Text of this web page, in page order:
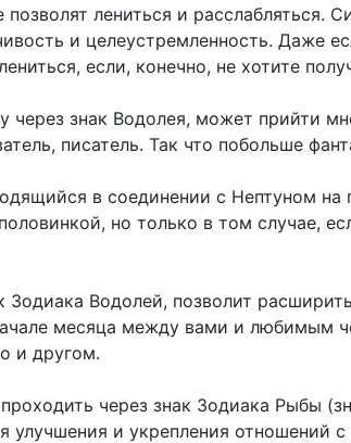
лениться и расслабляться.
и целеустремленность. Даже
если, конечно, не хотите
знак Водолея, может прийти
писатель. Так что побольше
в соединении с Нептуном
но только в том случае,
Водолей, позволит
месяца между вами и любимым
и другом.
через знак Зодиака Рыбы
улучшения и укрепления